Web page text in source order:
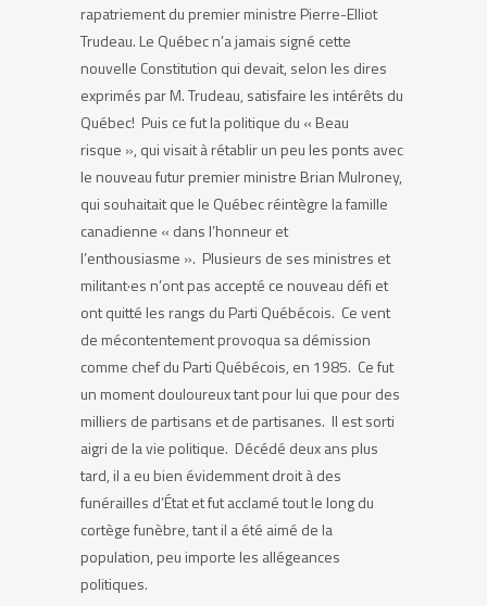
rapatriement du premier ministre Pierre-Elliot
Trudeau. Le Québec n’a jamais signé cette
nouvelle Constitution qui devait, selon les dires
exprimés par M. Trudeau, satisfaire les intérêts du
Québec! Puis ce fut la politique du « Beau
risque », qui visait à rétablir un peu les ponts avec
le nouveau futur premier ministre Brian Mulroney,
qui souhaitait que le Québec réintègre la famille
canadienne « dans l’honneur et
l’enthousiasme ». Plusieurs de ses ministres et
militant·es n’ont pas accepté ce nouveau défi et
ont quitté les rangs du Parti Québécois. Ce vent
de mécontentement provoqua sa démission
comme chef du Parti Québécois, en 1985. Ce fut
un moment douloureux tant pour lui que pour des
milliers de partisans et de partisanes. Il est sorti
aigri de la vie politique. Décédé deux ans plus
tard, il a eu bien évidemment droit à des
funérailles d’État et fut acclamé tout le long du
cortège funèbre, tant il a été aimé de la
population, peu importe les allégeances
politiques.